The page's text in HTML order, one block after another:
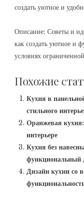
создать уютное и
Описание: Советы и
как создать уютное и
условиях
Похожие
Кухня в
стильного
Оранжевая кухня:
интерьере
Кухня без
функциональный
Дизайн кухни со